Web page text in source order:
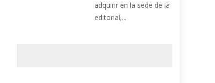
adquirir en la sede de la
editorial,...